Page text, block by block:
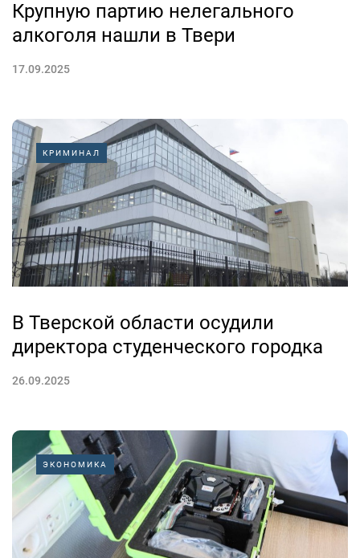
Крупную партию нелегального
алкоголя нашли в Твери
17.09.2025
КРИМИНАЛ
В Тверской области осудили
директора студенческого городка
26.09.2025
ЭКОНОМИКА